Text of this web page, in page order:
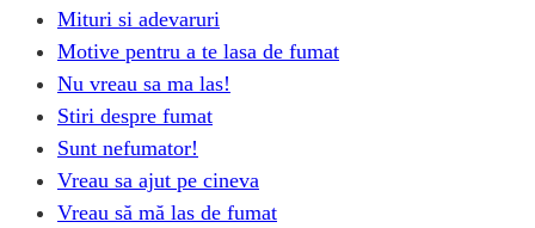
Mituri si adevaruri
Motive pentru a te lasa de fumat
Nu vreau sa ma las!
Stiri despre fumat
Sunt nefumator!
Vreau sa ajut pe cineva
Vreau să mă las de fumat